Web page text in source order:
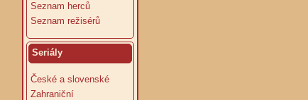
Seznam herců
Seznam režisérů
Seriály
České a slovenské
Zahraniční